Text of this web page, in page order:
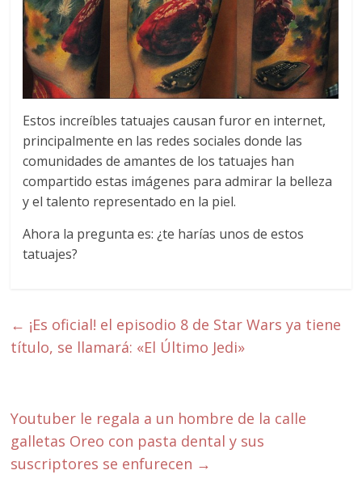
Estos increíbles tatuajes causan furor en internet,
principalmente en las redes sociales donde las
comunidades de amantes de los tatuajes han
compartido estas imágenes para admirar la belleza
y el talento representado en la piel.
Ahora la pregunta es: ¿te harías unos de estos
tatuajes?
← ¡Es oficial! el episodio 8 de Star Wars ya tiene
título, se llamará: «El Último Jedi»
Youtuber le regala a un hombre de la calle
galletas Oreo con pasta dental y sus
suscriptores se enfurecen →